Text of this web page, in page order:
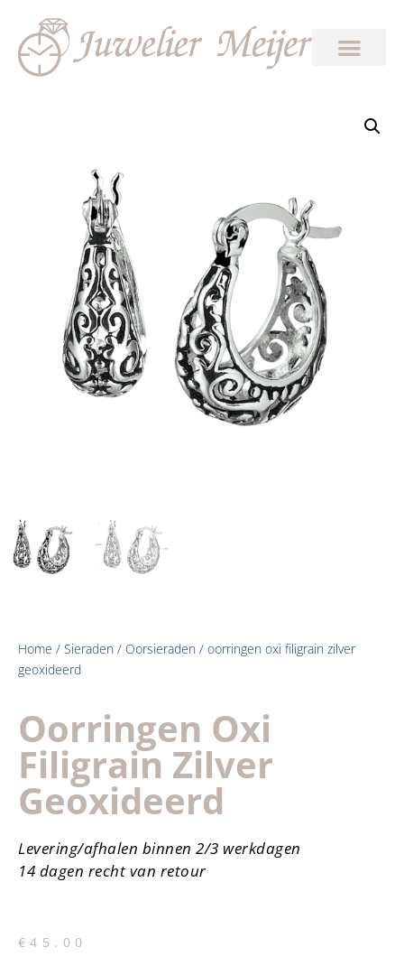
Home / Sieraden / Oorsieraden / oorringen oxi filigrain zilver
geoxideerd
Oorringen Oxi
Filigrain Zilver
Geoxideerd
Levering/afhalen binnen 2/3 werkdagen
14 dagen recht van retour
€45.00